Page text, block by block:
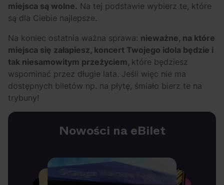
miejsca są wolne. Na tej podstawie wybierz te, które
są dla Ciebie najlepsze.
Na koniec ostatnia ważna sprawa: nieważne, na które
miejsca się załapiesz, koncert Twojego idola będzie i
tak niesamowitym przeżyciem, które będziesz
wspominać przez długie lata. Jeśli więc nie ma
dostępnych biletów np. na płytę, śmiało bierz te na
trybuny!
Nowości na eBilet